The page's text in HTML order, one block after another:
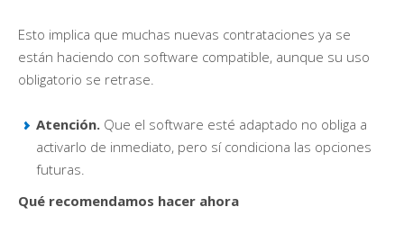
Esto implica que muchas nuevas contrataciones ya se
están haciendo con software compatible, aunque su uso
obligatorio se retrase.
Atención. Que el software esté adaptado no obliga a
activarlo de inmediato, pero sí condiciona las opciones
futuras.
Qué recomendamos hacer ahora